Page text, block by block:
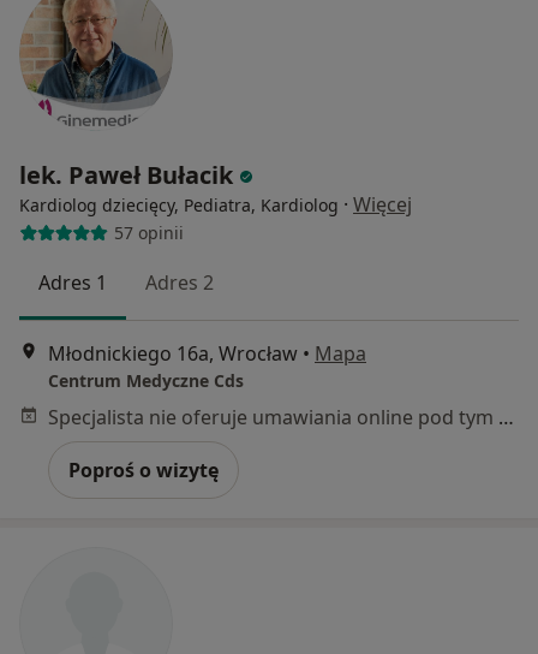
lek. Paweł Bułacik
Kardiolog dziecięcy, Pediatra, Kardiolog · Więcej
57 opinii
Adres 1 Adres 2
Młodnickiego 16a, Wrocław • Mapa
Centrum Medyczne Cds
Specjalista nie oferuje umawiania online pod tym adresem.
Poproś o wizytę